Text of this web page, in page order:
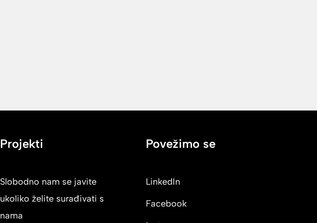
Projekti
Slobodno nam se javite
ukoliko želite surađivati s
nama
Povežimo se
LinkedIn
Facebook